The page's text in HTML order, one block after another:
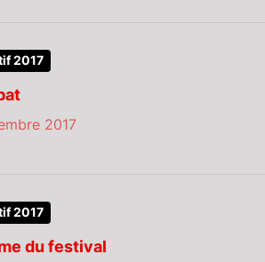
2017
2017
2017
du festival